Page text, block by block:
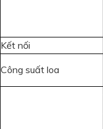
Kết nối
Công suất loa